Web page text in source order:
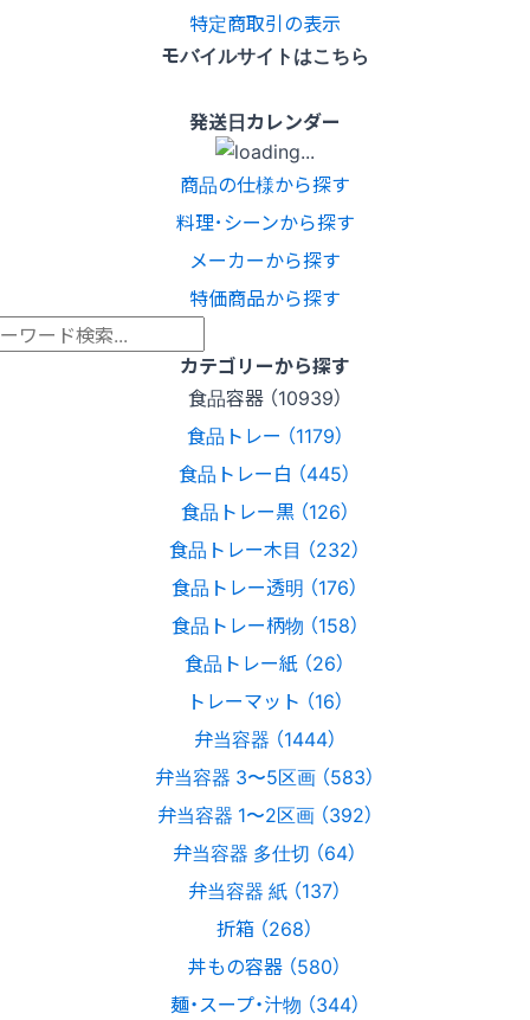
特定商取引の表示
モバイルサイトはこちら
発送日カレンダー
商品の仕様から探す
料理･シーンから探す
メーカーから探す
特価商品から探す
カテゴリーから探す
食品容器 （10939）
食品トレー （1179）
食品トレー白 （445）
食品トレー黒 （126）
食品トレー木目 （232）
食品トレー透明 （176）
食品トレー柄物 （158）
食品トレー紙 （26）
トレーマット （16）
弁当容器 （1444）
弁当容器 3〜5区画 （583）
弁当容器 1〜2区画 （392）
弁当容器 多仕切 （64）
弁当容器 紙 （137）
折箱 （268）
丼もの容器 （580）
麺・スープ・汁物 （344）